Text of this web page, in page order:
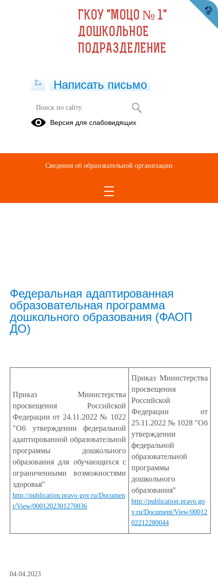
Федеральная адаптированная
образовательная программа
дошкольного образования (ФАОП
ДО)
Приказ Министерства
просвещения Российской
Федерации от 24.11.2022 № 1022
"Об утверждении федеральной
адаптированной образовательной
программы дошкольного
образования для обучающихся с
ограниченными возможностями
здоровья"
http://publication.pravo.gov.ru/Documen
t/View/0001202301270036
Приказ Министерства
просвещения
Российской
Федерации от
25.11.2022 № 1028 "Об
утверждении
федеральной
образовательной
программы
дошкольного
образования"
http://publication.pravo.go
v.ru/Document/View/00012
02212280044
04.04.2023
ГКОУ "МОЦО № 1"
ДОШКОЛЬНОЕ
ПОДРАЗДЕЛЕНИЕ
Написать письмо
Версия для слабовидящих
Сведения об образовательной организации